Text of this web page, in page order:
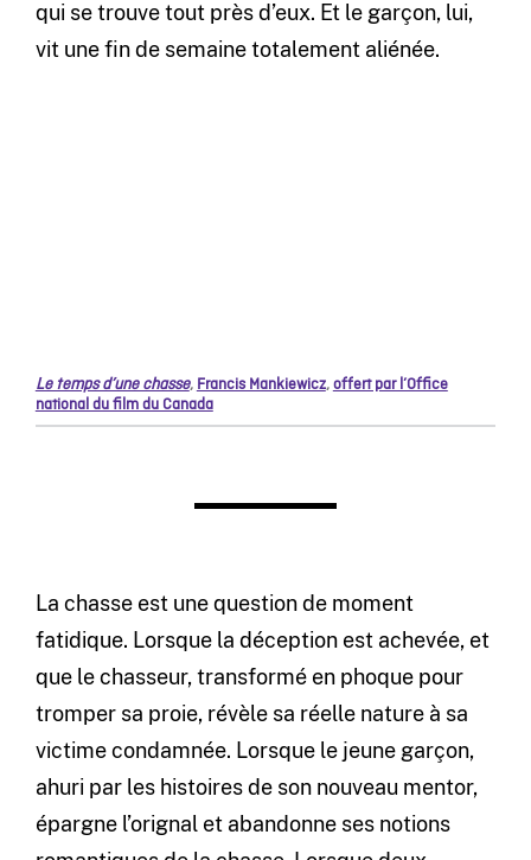
qui se trouve tout près d’eux. Et le garçon, lui,
vit une fin de semaine totalement aliénée.
Le temps d’une chasse, Francis Mankiewicz,offert par l’Office
national du film du Canada
La chasse est une question de moment
fatidique. Lorsque la déception est achevée, et
que le chasseur, transformé en phoque pour
tromper sa proie, révèle sa réelle nature à sa
victime condamnée. Lorsque le jeune garçon,
ahuri par les histoires de son nouveau mentor,
épargne l’orignal et abandonne ses notions